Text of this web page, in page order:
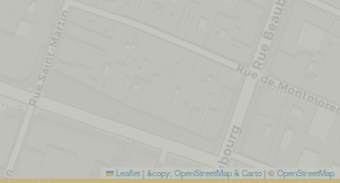
Leaflet &copy; OpenStreetMap & Carto| ©OpenStreetMap